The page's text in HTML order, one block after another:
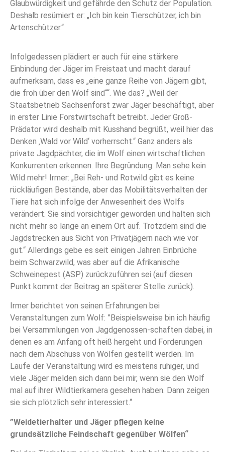
Glaubwürdigkeit und gefährde den Schutz der Population.
Deshalb resümiert er: „Ich bin kein Tierschützer, ich bin
Artenschützer.“
Infolgedessen plädiert er auch für eine stärkere
Einbindung der Jäger im Freistaat und macht darauf
aufmerksam, dass es „eine ganze Reihe von Jägern gibt,
die froh über den Wolf sind““. Wie das? „Weil der
Staatsbetrieb Sachsenforst zwar Jäger beschäftigt, aber
in erster Linie Forstwirtschaft betreibt. Jeder Groß-
Prädator wird deshalb mit Kusshand begrüßt, weil hier das
Denken ‚Wald vor Wild‘ vorherrscht.“ Ganz anders als
private Jagdpächter, die im Wolf einen wirtschaftlichen
Konkurrenten erkennen. Ihre Begründung: Man sehe kein
Wild mehr! Irmer: „Bei Reh- und Rotwild gibt es keine
rückläufigen Bestände, aber das Mobilitätsverhalten der
Tiere hat sich infolge der Anwesenheit des Wolfs
verändert. Sie sind vorsichtiger geworden und halten sich
nicht mehr so lange an einem Ort auf. Trotzdem sind die
Jagdstrecken aus Sicht von Privatjägern nach wie vor
gut.“ Allerdings gebe es seit einigen Jahren Einbrüche
beim Schwarzwild, was aber auf die Afrikanische
Schweinepest (ASP) zurückzuführen sei (auf diesen
Punkt kommt der Beitrag an späterer Stelle zurück).
Irmer berichtet von seinen Erfahrungen bei
Veranstaltungen zum Wolf: ”Beispielsweise bin ich häufig
bei Versammlungen von Jagdgenossen-schaften dabei, in
denen es am Anfang oft heiß hergeht und Forderungen
nach dem Abschuss von Wölfen gestellt werden. Im
Laufe der Veranstaltung wird es meistens ruhiger, und
viele Jäger melden sich dann bei mir, wenn sie den Wolf
mal auf ihrer Wildtierkamera gesehen haben. Dann zeigen
sie sich plötzlich sehr interessiert.“
”Weidetierhalter und Jäger pflegen keine
grundsätzliche Feindschaft gegenüber Wölfen“